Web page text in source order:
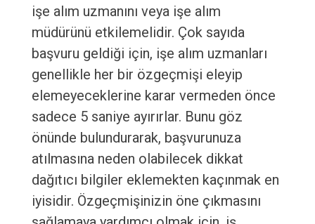
işe alım uzmanını veya işe alım
müdürünü etkilemelidir. Çok sayıda
başvuru geldiği için, işe alım uzmanları
genellikle her bir özgeçmişi eleyip
elemeyeceklerine karar vermeden önce
sadece 5 saniye ayırırlar. Bunu göz
önünde bulundurarak, başvurunuza
atılmasına neden olabilecek dikkat
dağıtıcı bilgiler eklemekten kaçınmak en
iyisidir. Özgeçmişinizin öne çıkmasını